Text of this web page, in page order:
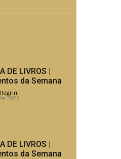
DE LIVROS |
da Semana
-
2026
DE LIVROS |
da Semana